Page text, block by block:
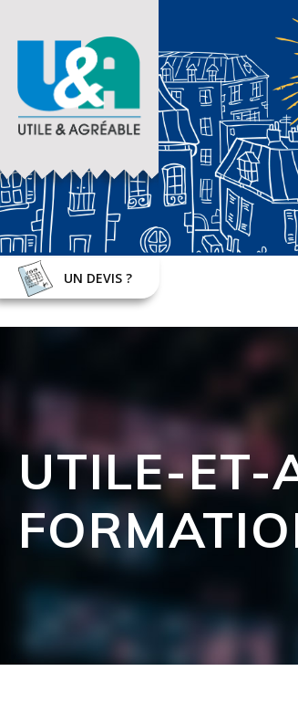
UN DEVIS ?
UTILE-ET-